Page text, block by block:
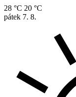
28 °C 20 °C
pátek 7. 8.